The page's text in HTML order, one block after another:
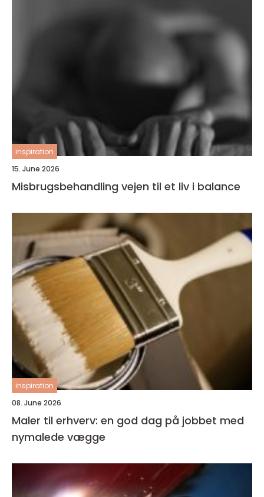
inspiration
15. June 2026
Misbrugsbehandling vejen til et liv i balance
inspiration
08. June 2026
Maler til erhverv: en god dag på jobbet med
nymalede vægge